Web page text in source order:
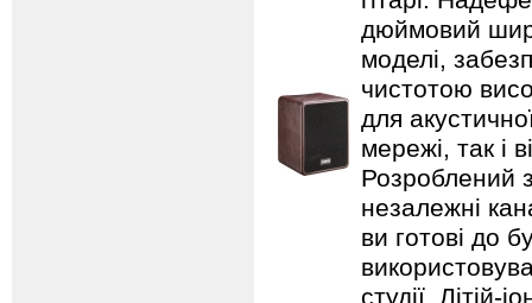
дюймовий
моделі,
чистотою
для
мережі, так і
Розроблений
незалежні
ви готові до